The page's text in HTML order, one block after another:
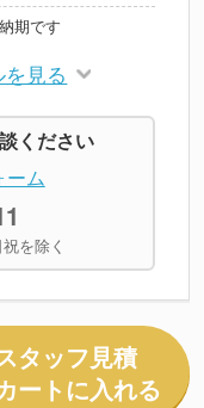
期です
見る
ください
ーム
を除く
タッフ見積
ートに入れる